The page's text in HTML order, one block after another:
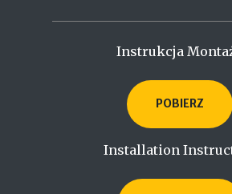
Instrukcja
POBIERZ
Installation